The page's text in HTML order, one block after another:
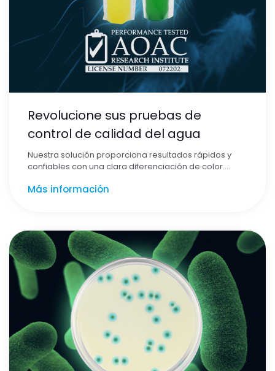
Revolucione sus pruebas de
control de calidad del agua
Nuestra solución proporciona resultados rápidos y
confiables con una clara diferenciación de color….
Más información